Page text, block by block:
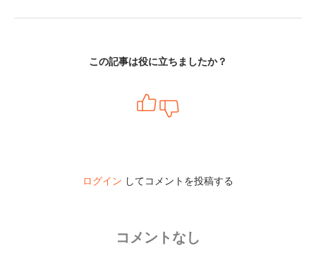
この記事は役に立ちましたか？
ログイン してコメントを投稿する
コメントなし